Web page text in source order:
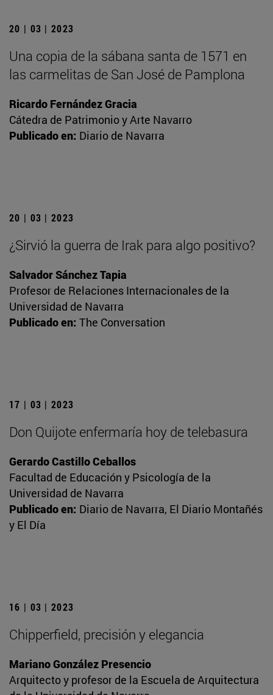
20 | 03 | 2023
Una copia de la sábana santa de 1571 en
las carmelitas de San José de Pamplona
Ricardo Fernández Gracia
Cátedra de Patrimonio y Arte Navarro
Publicado en: Diario de Navarra
20 | 03 | 2023
¿Sirvió la guerra de Irak para algo positivo?
Salvador Sánchez Tapia
Profesor de Relaciones Internacionales de la
Universidad de Navarra
Publicado en: The Conversation
17 | 03 | 2023
Don Quijote enfermaría hoy de telebasura
Gerardo Castillo Ceballos
Facultad de Educación y Psicología de la
Universidad de Navarra
Publicado en: Diario de Navarra, El Diario Montañés
y El Día
16 | 03 | 2023
Chipperfield, precisión y elegancia
Mariano González Presencio
Arquitecto y profesor de la Escuela de Arquitectura